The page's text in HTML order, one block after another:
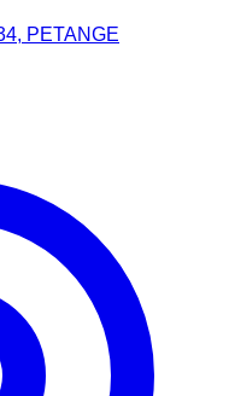
PETANGE